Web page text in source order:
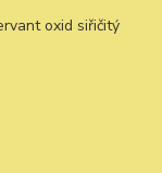
oxid siřičitý